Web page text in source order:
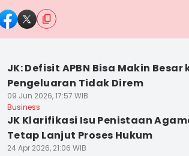
JK: Defisit APBN Bisa Makin Besar
Pengeluaran Tidak Direm
09 Jun 2026, 17:57 WIB
Business
JK Klarifikasi Isu Penistaan
Tetap Lanjut Proses Hukum
24 Apr 2026, 21:06 WIB